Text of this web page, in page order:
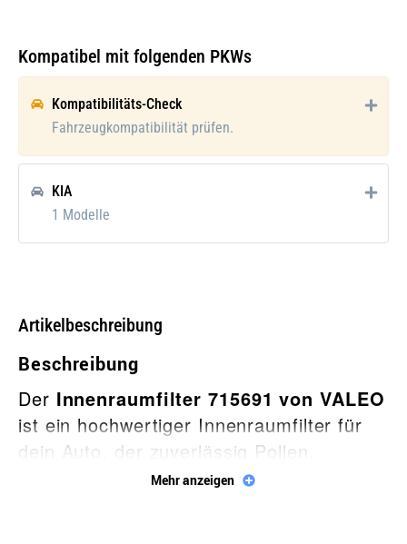
Galerie öffnen
Kompatibel mit folgenden PKWs
Kompatibilitäts-Check
Fahrzeugkompatibilität prüfen.
KIA
1 Modelle
Artikelbeschreibung
Beschreibung
Der Innenraumfilter 715691 von VALEO
ist ein hochwertiger Innenraumfilter für
dein Auto, der zuverlässig Pollen,
Feinstaub, Schmutz und andere
Mehr anzeigen